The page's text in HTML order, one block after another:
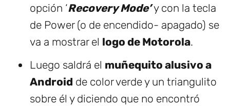
opción ‘Recovery Mode’y con la tecla
de Power (o de encendido- apagado) se
va a mostrar el logo de Motorola.
Luego saldrá el muñequito alusivo a
Android de color verde y un triangulito
sobre él y diciendo que no encontró